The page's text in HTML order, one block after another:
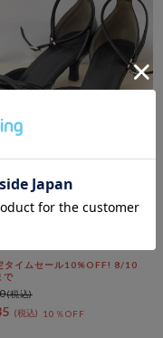
タイムセール10%OFF! 8/10
で
10％OFF